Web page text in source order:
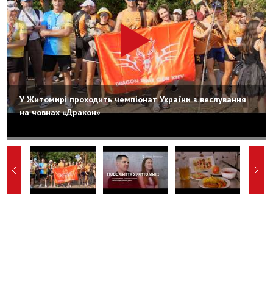
У Житомирі проходить чемпіонат України з веслування
на човнах «Дракон»